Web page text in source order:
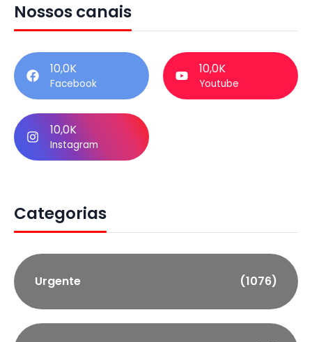
Nossos canais
10,0K
Facebook
10,0K
Youtube
10,0K
Instagram
Categorias
Urgente (1076)